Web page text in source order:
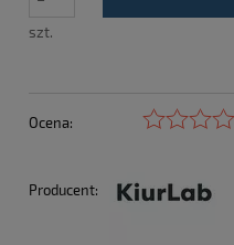
szt.
Ocena:
Producent: